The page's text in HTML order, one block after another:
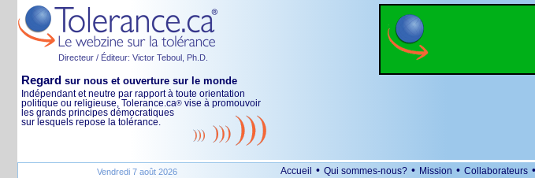
Directeur / Éditeur: Victor Teboul, Ph.D.
Regard sur nous et ouverture sur le monde
Indépendant et neutre par rapport à toute orientation
politique ou religieuse, Tolerance.ca® vise à promouvoir
les grands principes démocratiques
sur lesquels repose la tolérance.
Vendredi 7 août 2026 Accueil • Qui sommes-nous? • Mission • Collaborateurs •